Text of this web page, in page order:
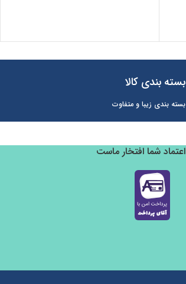
بسته بندی کالا
بسته بندی زیبا و متفاوت
اعتماد شما افتخار ماست